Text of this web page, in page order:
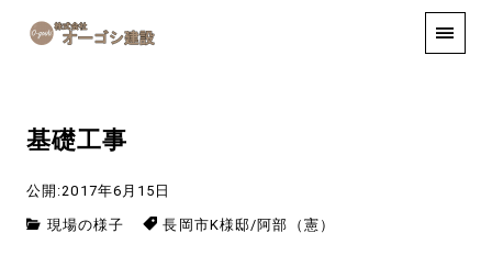
手しごと
基礎工事
公開:2017年6月15日
現場の様子 長岡市K様邸/阿部（憲）